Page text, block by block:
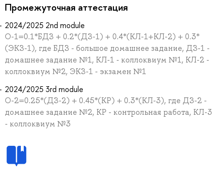
Промежуточная аттестация
2024/2025 2nd module
О-1=0.1*БДЗ + 0.2*(ДЗ-1) + 0.4*(КЛ-1+КЛ-2) + 0.3*
(ЭКЗ-1), где БДЗ - большое домашнее задание, ДЗ-1 -
домашнее задание №1, КЛ-1 - коллоквиум №1, КЛ-2 -
коллоквиум №2, ЭКЗ-1 - экзамен №1
2024/2025 3rd module
О-2=0.25*(ДЗ-2) + 0.45*(КР) + 0.3*(КЛ-3), где ДЗ-2 -
домашнее задание №2, КР - контрольная работа, КЛ-3
- коллоквиум №3